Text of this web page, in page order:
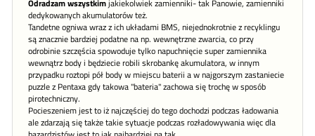
Odradzam wszystkimjakiekolwiek zamienniki- tak Panowie, zamienniki
dedykowanych akumulatorów też.
Tandetne ogniwa wraz z ich układami BMS, niejednokrotnie z recyklingu
są znacznie bardziej podatne na np. wewnętrzne zwarcia, co przy
odrobinie szczęścia spowoduje tylko napuchnięcie super zamiennika
wewnątrz body i będziecie robili skrobankę akumulatora, w innym
przypadku roztopi pół body w miejscu baterii a w najgorszym zastaniecie
puzzle z Pentaxa gdy takowa "bateria" zachowa się trochę w sposób
pirotechniczny.
Pocieszeniem jest to iż najczęściej do tego dochodzi podczas ładowania
ale zdarzają się także takie sytuacje podczas rozładowywania więc dla